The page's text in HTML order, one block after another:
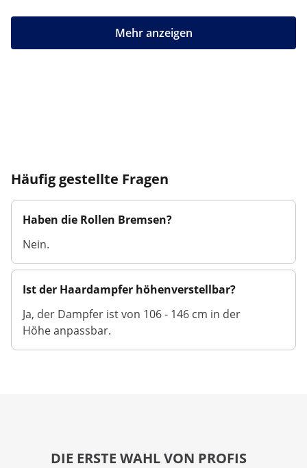
Mehr anzeigen
Häufig gestellte Fragen
Haben die Rollen Bremsen?
Nein.
Ist der Haardampfer höhenverstellbar?
Ja, der Dampfer ist von 106 - 146 cm in der
Höhe anpassbar.
DIE ERSTE WAHL VON PROFIS